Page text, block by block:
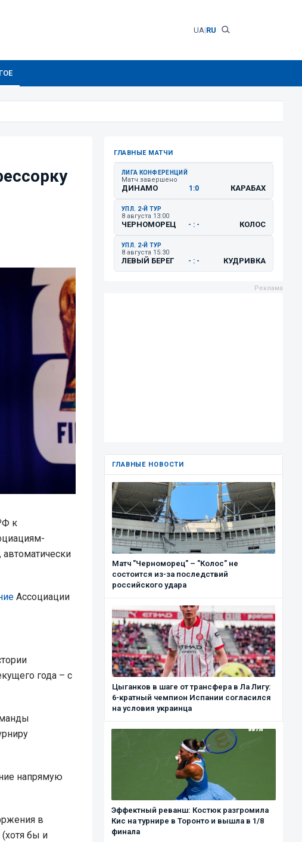
UA|RU
к
Ассоциации
года – с
напрямую
в
(хотя бы и
ГЛАВНЫЕ МАТЧИ
ЛИГА КОНФЕРЕНЦИЙ
Матч завершено
ДИНАМО 1:0 КАРАБАХ
УПЛ. 2-Й ТУР
8 августа 13:00
ЧЕРНОМОРЕЦ - : - КОЛОС
УПЛ. 2-Й ТУР
8 августа 15:30
ЛЕВЫЙ БЕРЕГ - : - КУДРИВКА
ГЛАВНЫЕ НОВОСТИ
Матч "Черноморец" – "Колос" не
состоится из-за последствий
российского удара
Цыганков в шаге от трансфера в Ла Лигу:
6-кратный чемпион Испании согласился
на условия украинца
Эффектный реванш: Костюк разгромила
Кис на турнире в Торонто и вышла в 1/8
финала